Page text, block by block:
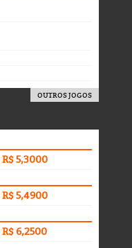
OUTROS JOGOS
R$ 5,3000
R$ 5,4900
R$ 6,2500